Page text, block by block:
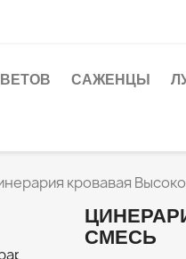
САЖЕНЦЫ
кровавая
СМЕСЬ